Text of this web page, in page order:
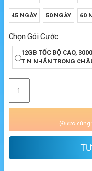
45 NGÀY 50 NGÀY 60
Chọn Gói Cước
12GB TỐC ĐỘ CAO,
TIN NHẮN TRONG
(Được dùng